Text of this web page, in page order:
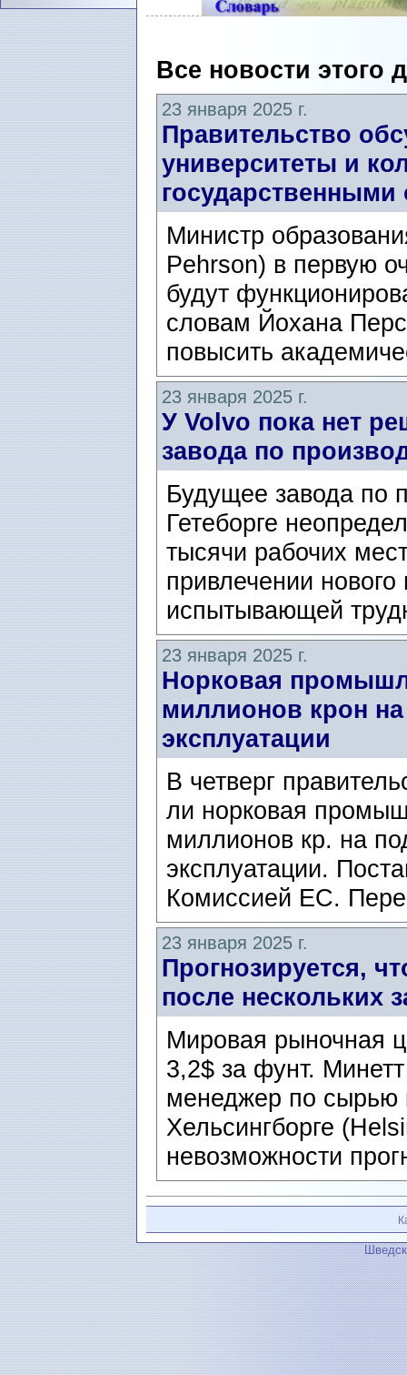
Все новости этого
23 января 2025 г.
Правительство
университеты и
государственными
Министр
Pehrson) в первую
будут
словам Йохана
повысить
23 января 2025 г.
У Volvo пока нет
завода по
Будущее завода по
Гетеборге
тысячи рабочих
привлечении
испытывающей
23 января 2025 г.
Норковая
миллионов крон
эксплуатации
В четверг
ли норковая
миллионов кр. на
эксплуатации.
Комиссией ЕС.
23 января 2025 г.
Прогнозируется,
после нескольких
Мировая рыночная
3,2$ за фунт.
менеджер по сырью
Хельсингборге
невозможности